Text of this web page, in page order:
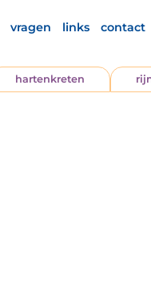
vragen links contact
hartenkreten